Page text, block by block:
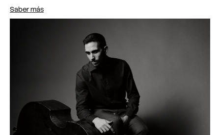
Saber más